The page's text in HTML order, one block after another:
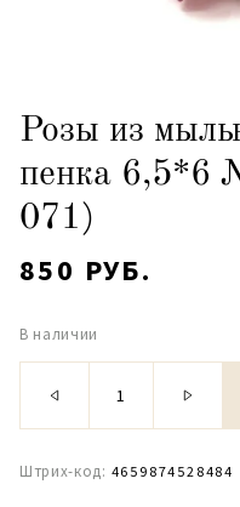
Розы из
пенка 6,5*6
071)
850 РУБ.
В наличии
Штрих-код: 4659874528484